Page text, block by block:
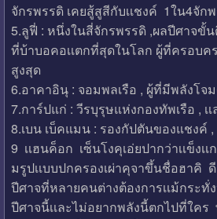
จักรพรรดิ เคยสู้สูสีกับเเชงค์ 1ใน4จัก
5.ลูฟี่ : หนึ่งในสี่จักรพรรดิ ,ผลปีศาจขั้
ที่บ้าบอคอเเตกที่สุดในโลก ผู้ที่ครอบ
สูงสุด
6.อาคาอินุ : จอมพลเรือ , ผู้ที่มีพลังโ
7.การ์ปแก่ : วีรบุรุษแห่งกองทัพเรือ , เ
8.เบน เบ็คแมน : รองกัปตันของแชงค์ ,
9 เเฮนค็อก เซ็นโงคุเอ่ยปากว่าเเข็งเ
มรูปเเบบปกครองเผ่าคุจาขึ้นชื่อฮาคิ
ปีศาจที่หลายคนต่างต้องการเเม้กระ
ปีศาจนี้เเละไม่อยากพลังนี้ตกไปที่ใคร